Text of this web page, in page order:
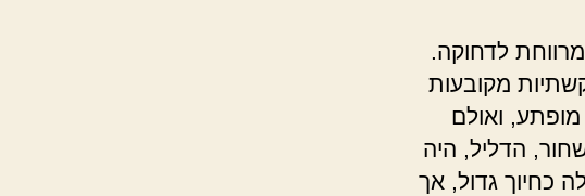
לדחוקה.
מקובעות
ואולם
הדליל, היה
כחיוך גדול, אך